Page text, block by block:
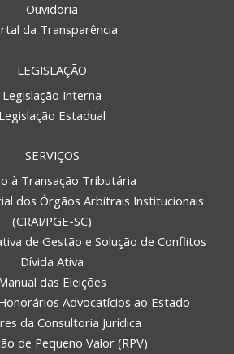
Ouvidoria
da Transparência
LEGISLAÇÃO
Legislação Interna
Legislação Estadual
SERVIÇOS
à Transação Tributária
dos Órgãos Arbitrais Institucionais
(CRAI/PGE-SC)
de Gestão e Solução de Conflitos
Dívida Ativa
das Eleições
Advocatícios ao Estado
da Consultoria Jurídica
de Pequeno Valor (RPV)